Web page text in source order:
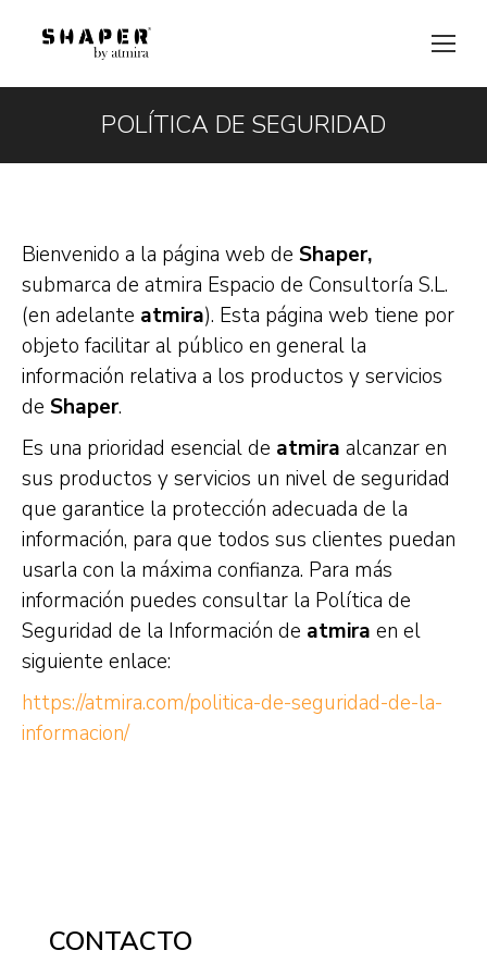
POLÍTICA DE SEGURIDAD
Estás aquí:
Bienvenido a la página web de Shaper,
submarca de atmira Espacio de Consultoría S.L.
(en adelante atmira). Esta página web tiene por
objeto facilitar al público en general la
información relativa a los productos y servicios
de Shaper.
Es una prioridad esencial de atmira alcanzar en
sus productos y servicios un nivel de seguridad
que garantice la protección adecuada de la
información, para que todos sus clientes puedan
usarla con la máxima confianza. Para más
información puedes consultar la Política de
Seguridad de la Información de atmira en el
siguiente enlace:
https://atmira.com/politica-de-seguridad-de-la-
informacion/
CONTACTO